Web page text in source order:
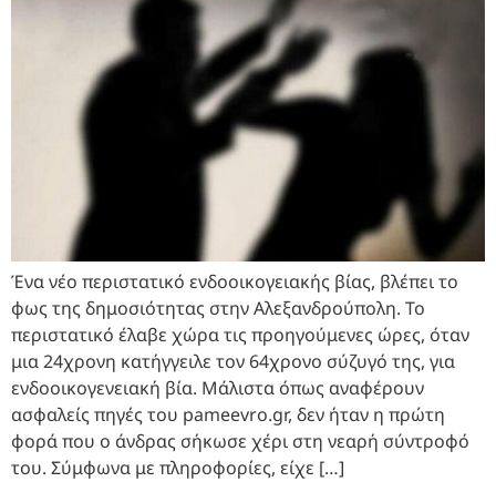
Ένα νέο περιστατικό ενδοοικογειακής βίας, βλέπει το
φως της δημοσιότητας στην Αλεξανδρούπολη. Το
περιστατικό έλαβε χώρα τις προηγούμενες ώρες, όταν
μια 24χρονη κατήγγειλε τον 64χρονο σύζυγό της, για
ενδοοικογενειακή βία. Μάλιστα όπως αναφέρουν
ασφαλείς πηγές του pameevro.gr, δεν ήταν η πρώτη
φορά που ο άνδρας σήκωσε χέρι στη νεαρή σύντροφό
του. Σύμφωνα με πληροφορίες, είχε […]